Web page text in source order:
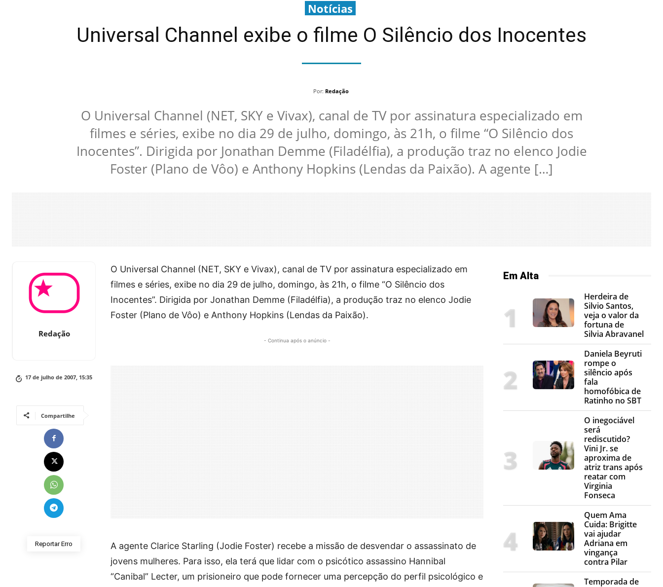
Notícias
Universal Channel exibe o filme O Silêncio dos Inocentes
Por: Redação
O Universal Channel (NET, SKY e Vivax), canal de TV por assinatura especializado em
filmes e séries, exibe no dia 29 de julho, domingo, às 21h, o filme “O Silêncio dos
Inocentes”. Dirigida por Jonathan Demme (Filadélfia), a produção traz no elenco Jodie
Foster (Plano de Vôo) e Anthony Hopkins (Lendas da Paixão). A agente […]
Redação
17 de julho de 2007, 15:35
Compartilhe
Reportar Erro
O Universal Channel (NET, SKY e Vivax), canal de TV por assinatura especializado em
filmes e séries, exibe no dia 29 de julho, domingo, às 21h, o filme “O Silêncio dos
Inocentes”. Dirigida por Jonathan Demme (Filadélfia), a produção traz no elenco Jodie
Foster (Plano de Vôo) e Anthony Hopkins (Lendas da Paixão).
- Continua após o anúncio -
A agente Clarice Starling (Jodie Foster) recebe a missão de desvendar o assassinato de
jovens mulheres. Para isso, ela terá que lidar com o psicótico assassino Hannibal
“Canibal” Lecter, um prisioneiro que pode fornecer uma percepção do perfil psicológico e
Em Alta
Herdeira de
Silvio Santos,
veja o valor da
fortuna de
Silvia Abravanel
Daniela Beyruti
rompe o
silêncio após
fala
homofóbica de
Ratinho no SBT
O inegociável
será
rediscutido?
Vini Jr. se
aproxima de
atriz trans após
reatar com
Virginia
Fonseca
Quem Ama
Cuida: Brigitte
vai ajudar
Adriana em
vingança
contra Pilar
Temporada de